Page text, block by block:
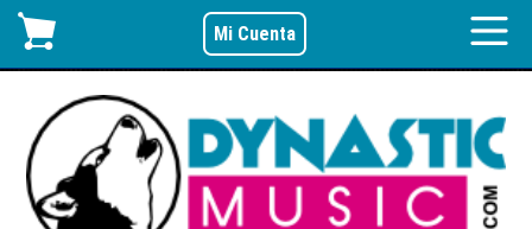
Mi Cuenta